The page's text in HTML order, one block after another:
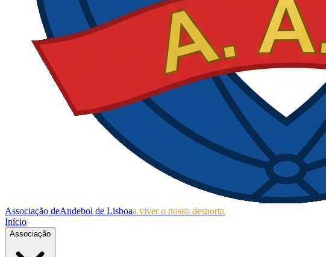
Associação deAndebol de Lisboaa viver o nosso desporto
Início
Associação